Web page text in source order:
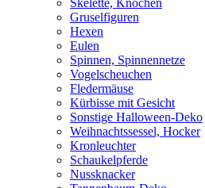
Gruselfiguren
Hexen
Eulen
Spinnen, Spinnennetze
Vogelscheuchen
Fledermäuse
Kürbisse mit Gesicht
Sonstige Halloween-Deko
Weihnachtssessel, Hocker
Kronleuchter
Schaukelpferde
Nussknacker